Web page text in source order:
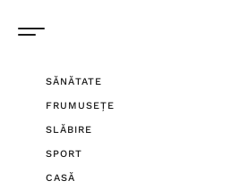
SĂNĂTATE
FRUMUSEȚE
SLĂBIRE
SPORT
CASĂ